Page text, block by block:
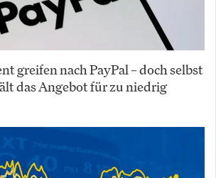
greifen nach PayPal – doch selbst
das Angebot für zu niedrig